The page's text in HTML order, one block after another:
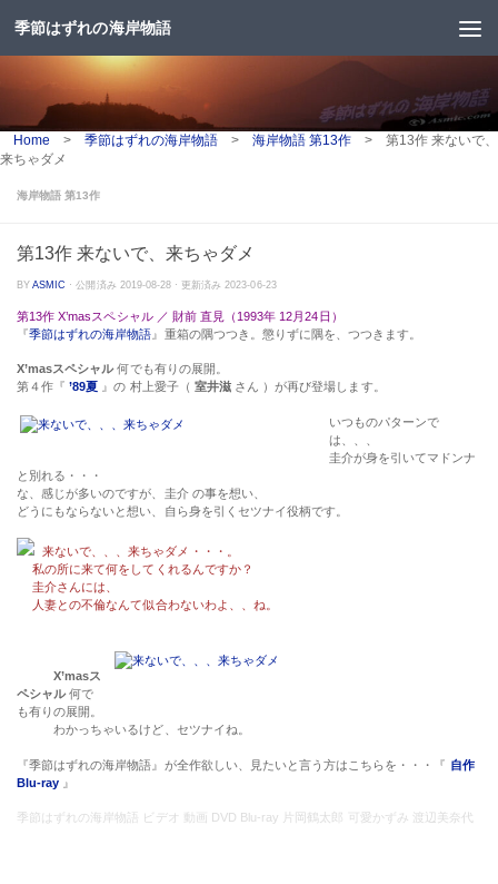
コンテンツへスキップ
季節はずれの海岸物語
Home > 季節はずれの海岸物語 > 海岸物語 第13作 > 第13作 来ないで、
来ちゃダメ
海岸物語 第13作
第13作 来ないで、来ちゃダメ
BYASMIC · 公開済み 2019-08-28 · 更新済み2023-06-23
第13作 X’masスペシャル ／ 財前 直見（1993年 12月24日）
『季節はずれの海岸物語 』重箱の隅つつき。懲りずに隅を、つつきます。
X’masスペシャル何でも有りの展開。
第４作『’89夏 』の 村上愛子（ 室井滋さん ）が再び登場します。
いつものパターンで
は、、、
圭介が身を引いてマドンナ
と別れる・・・
な、感じが多いのですが、圭介 の事を想い、
どうにもならないと想い、自ら身を引くセツナイ役柄です。
来ないで、、、来ちゃダメ・・・。
私の所に来て何をしてくれるんですか？
圭介さんには、
人妻との不倫なんて似合わないわよ、、ね。
X’masス
ペシャル何で
も有りの展開。
わかっちゃいるけど、セツナイね。
『季節はずれの海岸物語』が全作欲しい、見たいと言う方はこちらを・・・『 自作
Blu-ray 』
季節はずれの海岸物語 ビデオ 動画 DVD Blu-ray 片岡鶴太郎 可愛かずみ 渡辺美奈代